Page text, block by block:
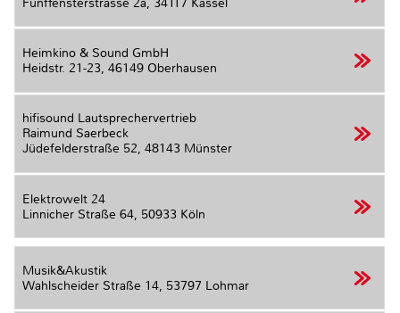
Heimkino & Sound GmbH
Heidstr. 21-23, 46149 Oberhausen
hifisound Lautsprechervertrieb
Raimund Saerbeck
Jüdefelderstraße 52, 48143 Münster
Elektrowelt 24
Linnicher Straße 64, 50933 Köln
Musik&Akustik
Wahlscheider Straße 14, 53797 Lohmar